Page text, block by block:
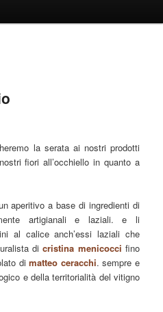
la serata ai nostri prodotti
fiori all’occhiello in quanto a
aperitivo a base di ingredienti di
artigianali e laziali. e li
al calice anch’essi laziali che
dicristina menicocci fino
dimatteo ceracchi. sempre e
e della territorialità del vitigno